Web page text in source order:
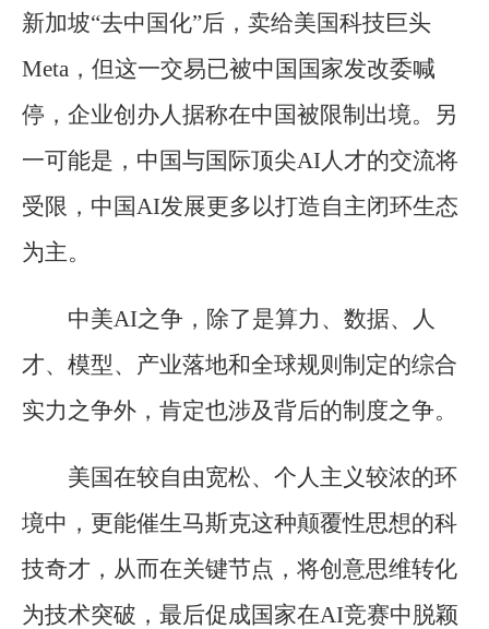
新加坡“去中国化”后，卖给美国科技巨头
Meta，但这一交易已被中国国家发改委喊
停，企业创办人据称在中国被限制出境。另
一可能是，中国与国际顶尖AI人才的交流将
受限，中国AI发展更多以打造自主闭环生态
为主。
中美AI之争，除了是算力、数据、人
才、模型、产业落地和全球规则制定的综合
实力之争外，肯定也涉及背后的制度之争。
美国在较自由宽松、个人主义较浓的环
境中，更能催生马斯克这种颠覆性思想的科
技奇才，从而在关键节点，将创意思维转化
为技术突破，最后促成国家在AI竞赛中脱颖